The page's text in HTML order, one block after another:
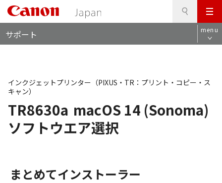
メ
ニ
ュ
サポート menu
TR8630a macOS 14 (Sonoma)
ソフトウエア選択
インクジェットプリンター（PIXUS・TR：プリント・コピー・ス
キャン）
まとめてインストーラー